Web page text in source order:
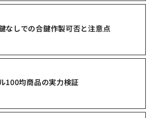
なしでの合鍵作製可否と注意点
100均商品の実力検証